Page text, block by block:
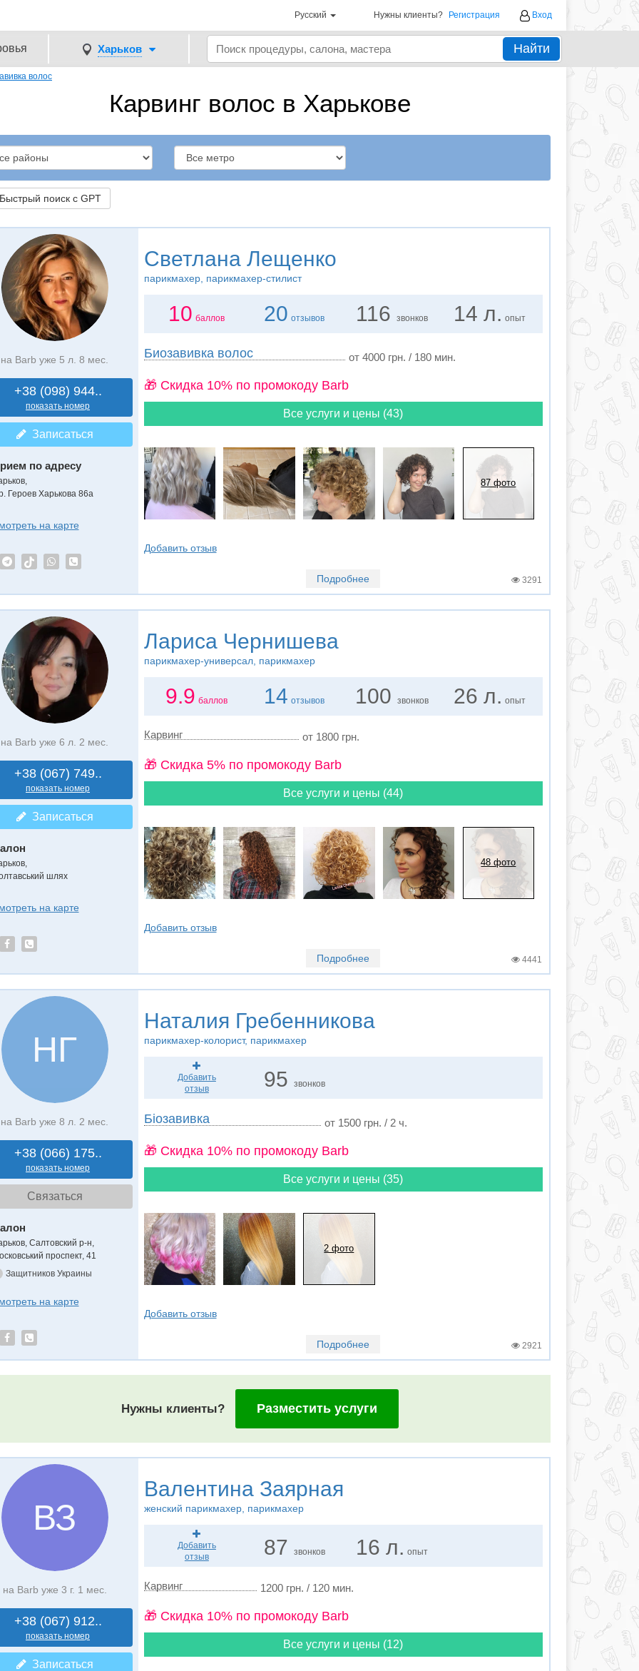
Русский Нужны клиенты? Регистрация Вход
Харьков Найти
волос
Карвинг волос в Харькове
поиск с GPT
на Barb уже 5 л. 8 мес.
+38 (098) 944..
показать номер
Записаться
по адресу
Героев Харькова 86а
на карте
Светлана Лещенко
парикмахер, парикмахер-стилист
10 баллов 20 отзывов 116 звонков 14 л. опыт
Биозавивка волос от 4000 грн. / 180 мин.
🎁 Cкидка 10% по промокоду Barb
Все услуги и цены (43)
87 фото
Добавить отзыв
Подробнее 3291
на Barb уже 6 л. 2 мес.
+38 (067) 749..
показать номер
Записаться
шлях
на карте
Лариса Чернишева
парикмахер-универсал, парикмахер
9.9 баллов 14 отзывов 100 звонков 26 л. опыт
Карвинг от 1800 грн.
🎁 Cкидка 5% по промокоду Barb
Все услуги и цены (44)
48 фото
Добавить отзыв
Подробнее 4441
НГ
на Barb уже 8 л. 2 мес.
+38 (066) 175..
показать номер
Связаться
Салтовский р-н,
проспект, 41
Защитников Украины
на карте
Наталия Гребенникова
парикмахер-колорист, парикмахер
Добавить
отзыв
95 звонков
Біозавивка от 1500 грн. / 2 ч.
🎁 Cкидка 10% по промокоду Barb
Все услуги и цены (35)
2 фото
Добавить отзыв
Подробнее 2921
Нужны клиенты? Разместить услуги
ВЗ
на Barb уже 3 г. 1 мес.
+38 (067) 912..
показать номер
Записаться
Валентина Заярная
женский парикмахер, парикмахер
Добавить
отзыв
87 звонков 16 л. опыт
Карвинг 1200 грн. / 120 мин.
🎁 Cкидка 10% по промокоду Barb
Все услуги и цены (12)